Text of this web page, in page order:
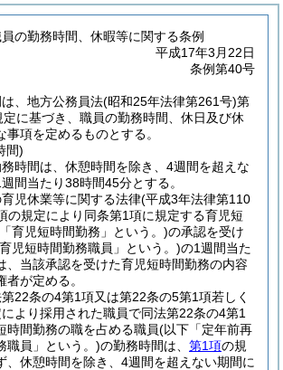
の勤務時間、休暇等に関する条例
平成17年3月22日
条例第40号
、地方公務員法(昭和25年法律第261号)第
に基づき、職員の勤務時間、休日及び休
事項を定めるものとする。
間)
時間は、休憩時間を除き、4週間を超えな
間当たり38時間45分とする。
児休業等に関する法律(平成3年法律第110
の規定により同条第1項に規定する育児短
育児短時間勤務」という。)の承認を受け
児短時間勤務職員」という。)の1週間当た
、当該承認を受けた育児短時間勤務の内容
が定める。
22条の4第1項又は第22条の5第1項若しく
より採用された職員で同法第22条の4第1
時間勤務の職を占める職員(以下「定年前再
職員」という。)の勤務時間は、 第1項の規
、休憩時間を除き、4週間を超えない期間に